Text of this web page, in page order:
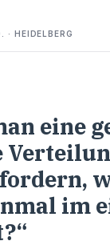
HEIDELBERG
eine
im